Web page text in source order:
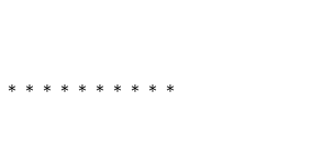
＊＊＊＊＊＊＊＊＊